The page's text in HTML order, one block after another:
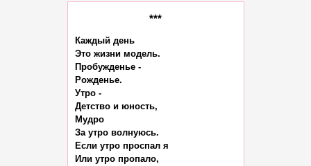
***
Каждый день
Это жизни модель.
Пробужденье -
Рожденье.
Утро -
Детство и юность,
Мудро
За утро волнуюсь.
Если утро проспал я
Или утро пропало,